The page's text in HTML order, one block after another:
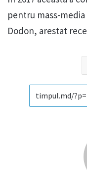
pentru mass-
Dodon, arestat